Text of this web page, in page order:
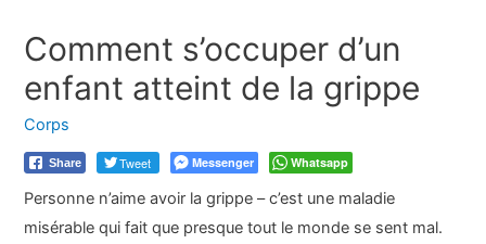
Comment s’occuper d’un
enfant atteint de la grippe
Corps
Share Tweet Messenger Whatsapp
Personne n’aime avoir la grippe – c’est une maladie
misérable qui fait que presque tout le monde se sent mal.